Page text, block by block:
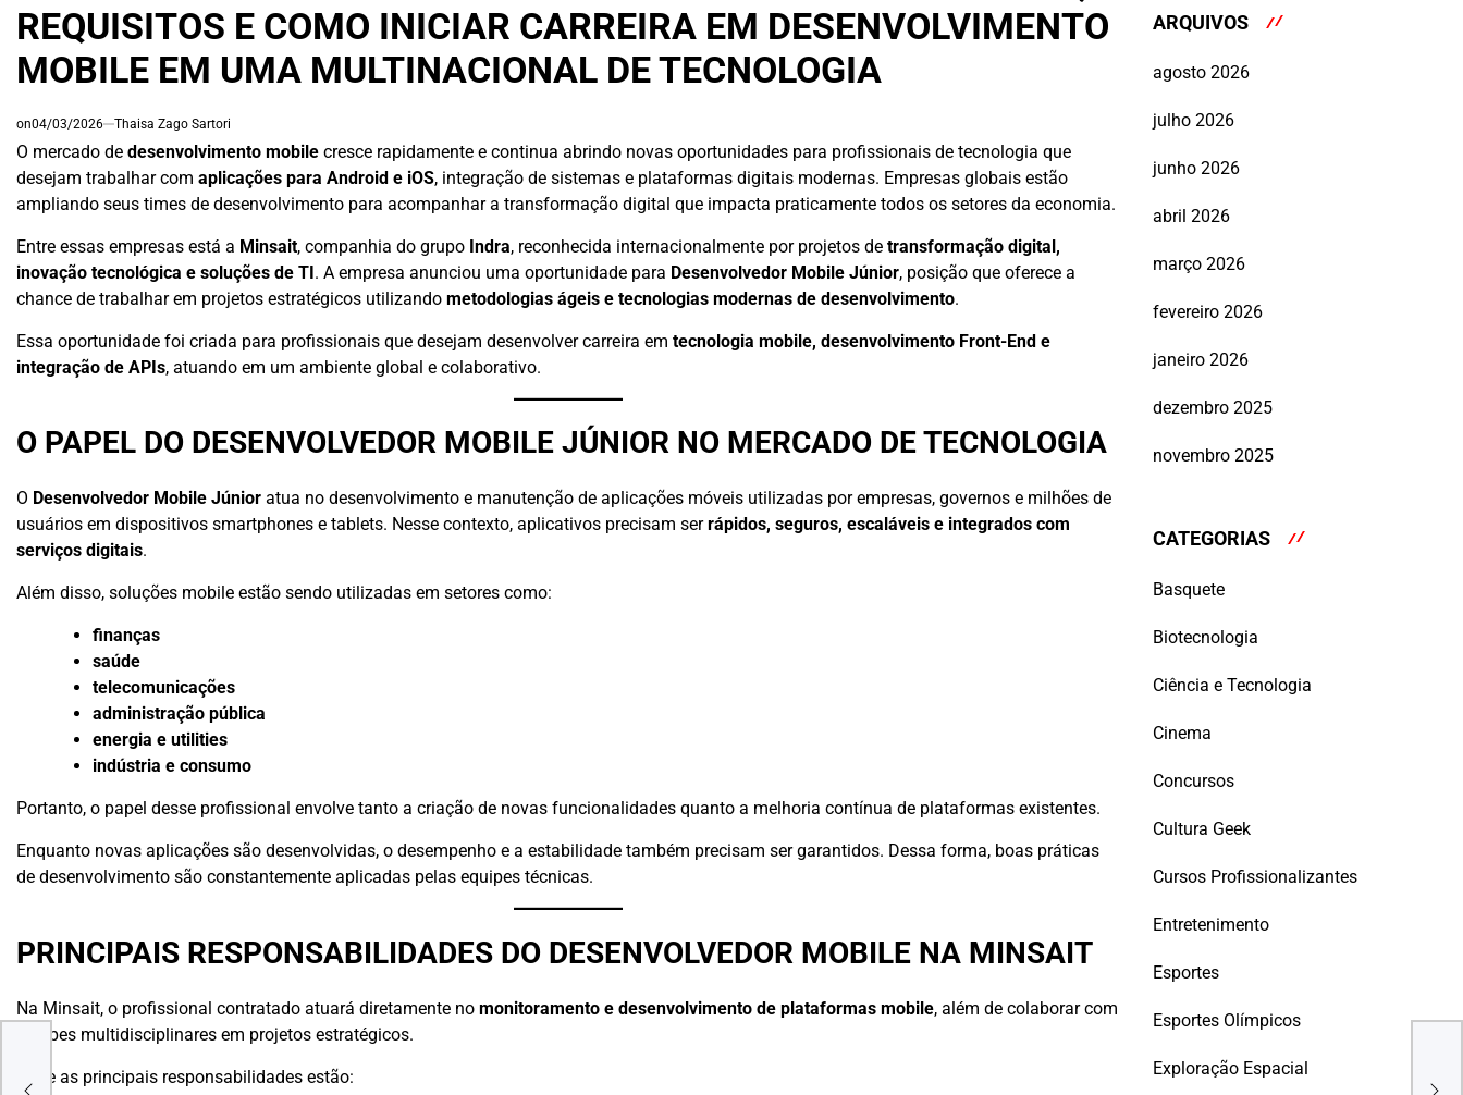
REQUISITOS E COMO INICIAR CARREIRA EM DESENVOLVIMENTO
MOBILE EM UMA MULTINACIONAL DE TECNOLOGIA
on04/03/2026 Thaisa Zago Sartori
O mercado de desenvolvimento mobile cresce rapidamente e continua abrindo novas oportunidades para profissionais de tecnologia que
desejam trabalhar com aplicações para Android e iOS, integração de sistemas e plataformas digitais modernas. Empresas globais estão
ampliando seus times de desenvolvimento para acompanhar a transformação digital que impacta praticamente todos os setores da economia.
Entre essas empresas está a Minsait, companhia do grupo Indra, reconhecida internacionalmente por projetos de transformação digital,
inovação tecnológica e soluções de TI. A empresa anunciou uma oportunidade para Desenvolvedor Mobile Júnior, posição que oferece a
chance de trabalhar em projetos estratégicos utilizando metodologias ágeis e tecnologias modernas de desenvolvimento.
Essa oportunidade foi criada para profissionais que desejam desenvolver carreira em tecnologia mobile, desenvolvimento Front-End e
integração de APIs, atuando em um ambiente global e colaborativo.
O PAPEL DO DESENVOLVEDOR MOBILE JÚNIOR NO MERCADO DE TECNOLOGIA
O Desenvolvedor Mobile Júnior atua no desenvolvimento e manutenção de aplicações móveis utilizadas por empresas, governos e milhões de
usuários em dispositivos smartphones e tablets. Nesse contexto, aplicativos precisam serrápidos, seguros, escaláveis e integrados com
serviços digitais.
Além disso, soluções mobile estão sendo utilizadas em setores como:
finanças
saúde
telecomunicações
administração pública
energia e utilities
indústria e consumo
Portanto, o papel desse profissional envolve tanto a criação de novas funcionalidades quanto a melhoria contínua de plataformas existentes.
Enquanto novas aplicações são desenvolvidas, o desempenho e a estabilidade também precisam ser garantidos. Dessa forma, boas práticas
de desenvolvimento são constantemente aplicadas pelas equipes técnicas.
PRINCIPAIS RESPONSABILIDADES DO DESENVOLVEDOR MOBILE NA MINSAIT
Na Minsait, o profissional contratado atuará diretamente no monitoramento e desenvolvimento de plataformas mobile, além de colaborar com
equipes multidisciplinares em projetos estratégicos.
Entre as principais responsabilidades estão:
ARQUIVOS
agosto 2026
julho 2026
junho 2026
abril 2026
março 2026
fevereiro 2026
janeiro 2026
dezembro 2025
novembro 2025
CATEGORIAS
Basquete
Biotecnologia
Ciência e Tecnologia
Cinema
Concursos
Cultura Geek
Cursos Profissionalizantes
Entretenimento
Esportes
Esportes Olímpicos
Exploração Espacial